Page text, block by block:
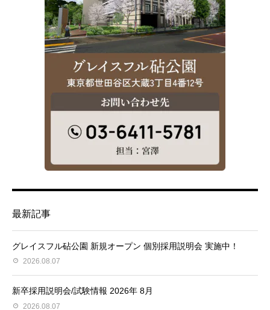
最新記事
グレイスフル砧公園 新規オープン 個別採用説明会 実施中！
2026.08.07
新卒採用説明会/試験情報 2026年 8月
2026.08.07